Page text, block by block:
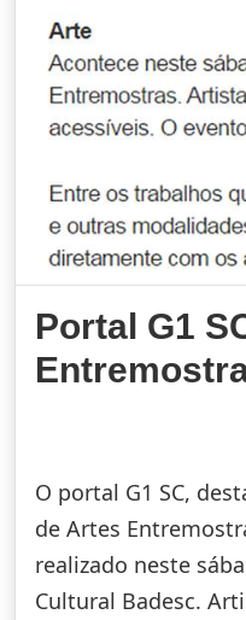
Portal G1
O portal G1 SC,
de Artes
realizado neste
Cultural Badesc.